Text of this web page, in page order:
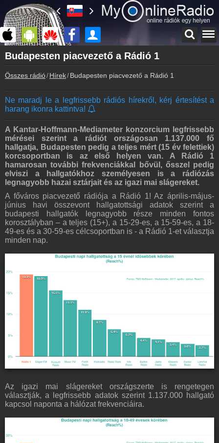
Főoldal
myonlineradio.hu
Bejelentkezés
Kapcsolat
Írj nekünk!
Partnerek
Rádiós partnerek
Rádió beágyazás
Ágyazd be weboldaladba
Online rádió készítés
Készítés lépésről lépésre
Budapesten piacvezető a Rádió 1
Összes rádió Hírek Budapesten piacvezető a Rádió 1
Ne maradj le a legfrissebb rádiós hírekről, kérj értesítést a
harang ikonra kattintva!
A Kantar-Hoffmann-Mediameter konzorcium legfrissebb
mérései szerint a rádiót országosan 1.137.000 fő
hallgatja, Budapesten pedig a teljes mért (15 év felettiek)
korcsoportban is az első helyen van. A Rádió 1
hamarosan további frekvenciákkal bővül, ősszel pedig
elviszi a hallgatókhoz személyesen is a rádiózás
legnagyobb hazai sztárjait és az igazi mai slágereket.
A főváros piacvezető rádiója a Rádió 1! Az április-május-
június havi összevont hallgatottsági adatok szerint a
budapesti hallgatók legnagyobb része minden fontos
korosztályban – a teljes (15+), a 15-29-es, a 15-59-es, a 18-
49-es és a 30-59-es célcsoportban is - a Rádió 1-et választja
minden nap.
Az igazi mai slágereket országszerte is rengetegen
választják, a legfrissebb adatok szerint 1.137.000 hallgató
kapcsol naponta a hálózat frekvenciáira.